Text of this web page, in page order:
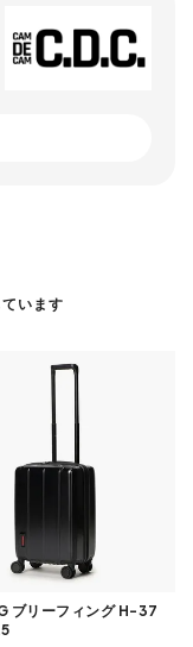
います
ブリーフィング H-37